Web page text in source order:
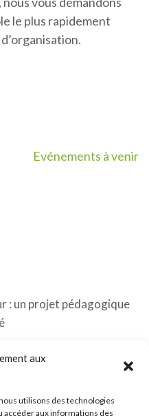
aux
utilisons des technologies
accéder aux informations des
le plus rapidement
Evénements à venir
: un projet pédagogique